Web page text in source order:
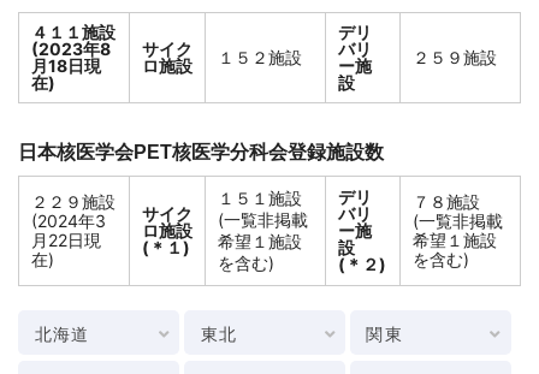
４１１施設
(2023年8
月18日現
在)
サイク
ロ施設
１５２施設
デリ
バリ
ー施
設
２５９施設
日本核医学会PET核医学分科会登録施設数
２２９施設
(2024年3
月22日現
在)
サイク
ロ施設
(＊１)
１５１施設
(一覧非掲載
希望１施設
を含む)
デリ
バリ
ー施
設
(＊２)
７８施設
(一覧非掲載
希望１施設
を含む)
北海道 東北 関東